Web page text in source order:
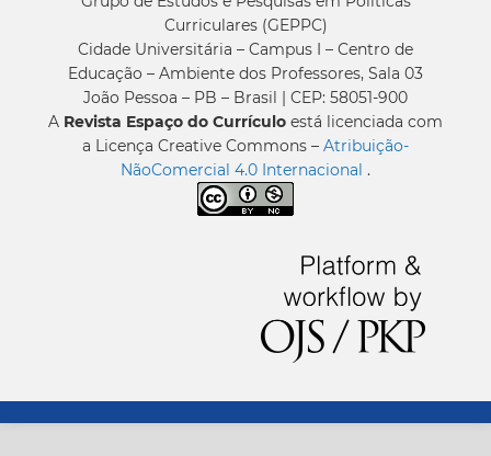
Curriculares (GEPPC)
Cidade Universitária – Campus I – Centro de
Educação – Ambiente dos Professores, Sala 03
João Pessoa – PB – Brasil | CEP: 58051-900
A Revista Espaço do Currículo está licenciada com
a Licença Creative Commons – Atribuição-
NãoComercial 4.0 Internacional .